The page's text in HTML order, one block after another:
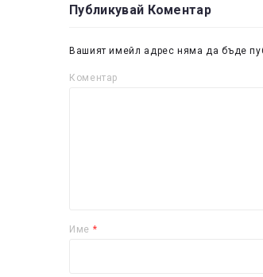
Публикувай Коментар
Вашият имейл адрес няма да бъде
Коментар
Име *